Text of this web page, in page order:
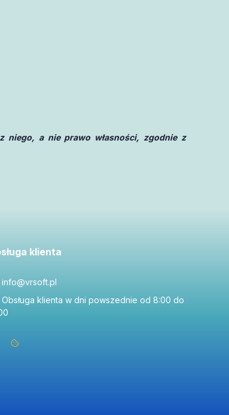
niego, a nie prawo własności, zgodnie z
klienta
info@vrsoft.pl
Obsługa klienta w dni powszednie od 8:00 do